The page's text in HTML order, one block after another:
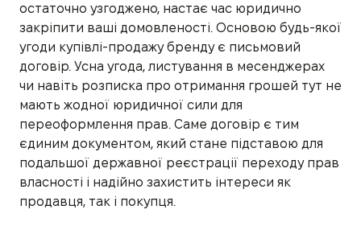
остаточно узгоджено, настає час юридично
закріпити ваші домовленості. Основою будь-якої
угоди купівлі-продажу бренду є письмовий
договір. Усна угода, листування в месенджерах
чи навіть розписка про отримання грошей тут не
мають жодної юридичної сили для
переоформлення прав. Саме договір є тим
єдиним документом, який стане підставою для
подальшої державної реєстрації переходу прав
власності і надійно захистить інтереси як
продавця, так і покупця.